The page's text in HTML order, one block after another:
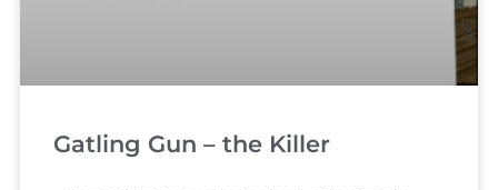
Gatling Gun – the Killer